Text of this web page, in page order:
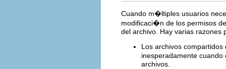
Cuando m�ltiples usuarios
modificaci�n de los permisos
del archivo. Hay varias razones
Los archivos
inesperadamente
archivos.